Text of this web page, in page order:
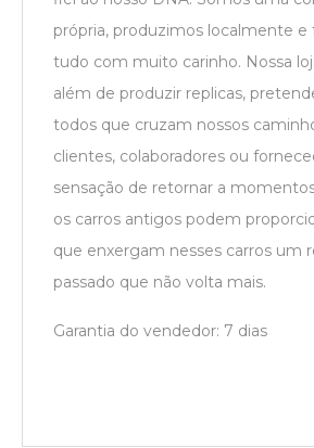
própria, produzimos localmente e
tudo com muito carinho. Nossa
além de produzir replicas,
todos que cruzam nossos
clientes, colaboradores ou
sensação de retornar a
os carros antigos podem
que enxergam nesses carros um
passado que não volta mais.
Garantia do vendedor: 7 dias